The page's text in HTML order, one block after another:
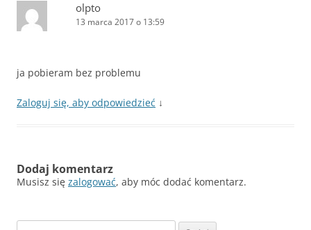
olpto
13 marca 2017 o 13:59
ja pobieram bez problemu
Zaloguj się, aby odpowiedzieć ↓
Dodaj komentarz
Musisz się zalogować, aby móc dodać komentarz.